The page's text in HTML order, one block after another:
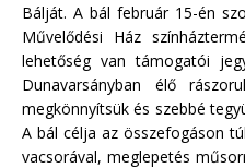
Bálját. A bál február 15-én
Művelődési Ház
lehetőség van támogatói
Dunavarsányban élő
megkönnyítsük és szebbé
A bál célja az összefogáson
vacsorával, meglepetés